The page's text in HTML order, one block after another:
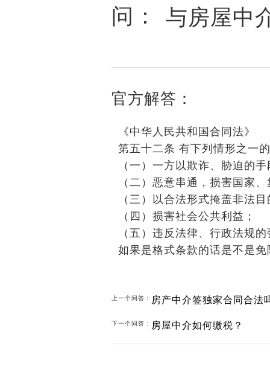
问： 与房屋中
官方解答：
《中华人民共和国合同法》
第五十二条 有下列情形之一
（一）一方以欺诈、胁迫的
（二）恶意串通，损害国家
（三）以合法形式掩盖非法
（四）损害社会公共利益；
（五）违反法律、行政法规
如果是格式条款的话是不是
上一个问答： 房产中介签独家合同合法
下一个问答： 房屋中介如何缴税？